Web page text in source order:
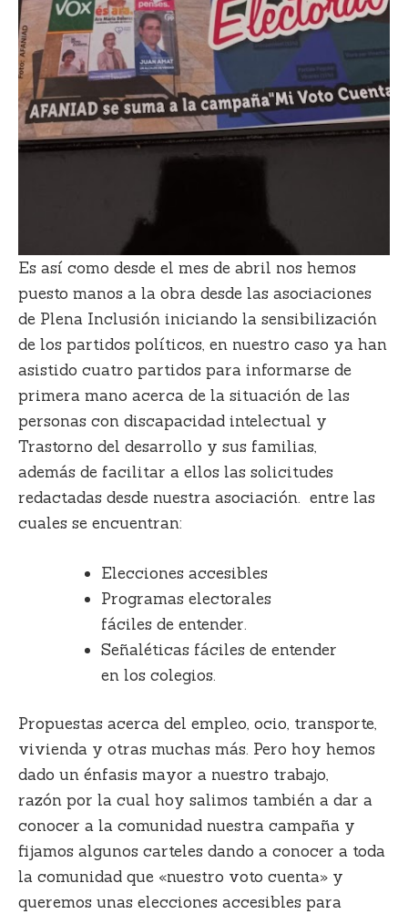
Es así como desde el mes de abril nos hemos
puesto manos a la obra desde las asociaciones
de Plena Inclusión iniciando la sensibilización
de los partidos políticos, en nuestro caso ya han
asistido cuatro partidos para informarse de
primera mano acerca de la situación de las
personas con discapacidad intelectual y
Trastorno del desarrollo y sus familias,
además de facilitar a ellos las solicitudes
redactadas desde nuestra asociación. entre las
cuales se encuentran:
Elecciones accesibles
Programas electorales
fáciles de entender.
Señaléticas fáciles de entender
en los colegios.
Propuestas acerca del empleo, ocio, transporte,
vivienda y otras muchas más. Pero hoy hemos
dado un énfasis mayor a nuestro trabajo,
razón por la cual hoy salimos también a dar a
conocer a la comunidad nuestra campaña y
fijamos algunos carteles dando a conocer a toda
la comunidad que «nuestro voto cuenta» y
queremos unas elecciones accesibles para